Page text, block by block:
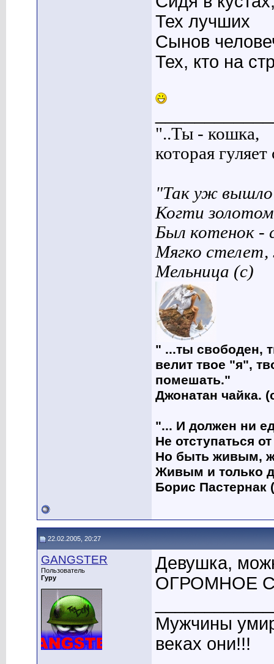
Тех лучших
Сынов
Тех, кто на
"..Ты - кошка,
которая
"Так уж вышло
Когти
Был котенок -
Мягко
Мельница (с)
" ...ты свободен,
велит твое "я",
помешать."
Джонатан чайка.
"... И должен ни
Не отступаться
Но быть живым,
Живым и только
Борис Пастернак
22.02.2005, 20:27
GANGSTER
Пользователь
Гуру
Девушка,
ОГРОМНОЕ
Мужчины
веках они!!!